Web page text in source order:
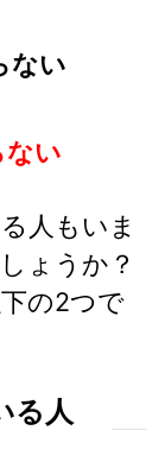
ない
ない
人もいま
ょうか？
の2つで
る人